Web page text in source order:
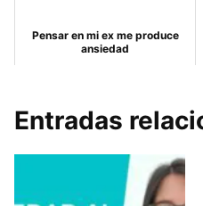
Pensar en mi ex me produce
ansiedad
Entradas